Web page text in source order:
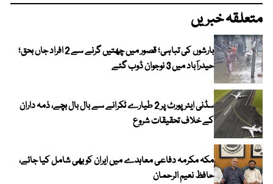
متعلقہ خبریں
بارشوں کی تباہی؛ قصور میں چھتیں گرنے سے 2 افراد جاں بحق؛
حیدرآباد میں 3 نوجوان ڈوب گئے
سڈنی ایئرپورٹ پر 2 طیارے ٹکرانے سے بال بال بچے، ذمہ داران
کے خلاف تحقیقات شروع
مکہ مکرمہ دفاعی معاہدے میں ایران کو بھی شامل کیا جائے،
حافظ نعیم الرحمان